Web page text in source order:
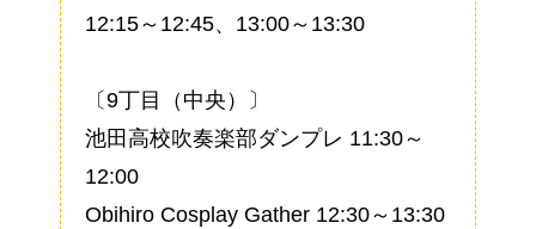
12:15～12:45、13:00～13:30
〔9丁目（中央）〕
池田高校吹奏楽部ダンプレ 11:30～
12:00
Obihiro Cosplay Gather 12:30～13:30